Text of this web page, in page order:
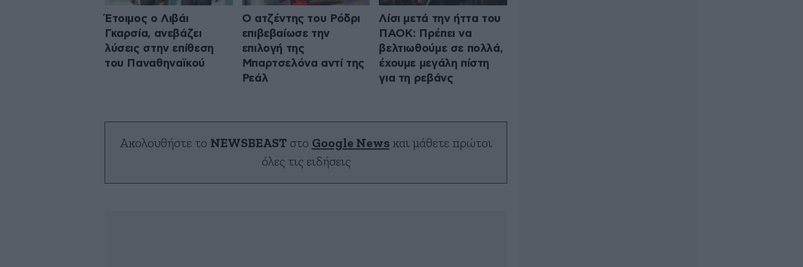
Έτοιμος ο Λιβάι
Γκαρσία, ανεβάζει
λύσεις στην επίθεση
του Παναθηναϊκού
Ο ατζέντης του Ρόδρι
επιβεβαίωσε την
επιλογή της
Μπαρτσελόνα αντί της
Ρεάλ
Λίσι μετά την ήττα του
ΠΑΟΚ: Πρέπει να
βελτιωθούμε σε πολλά,
έχουμε μεγάλη πίστη
για τη ρεβάνς
Ακολουθήστε το NEWSBEASTστο Google Newsκαι μάθετε πρώτοι
όλες τις ειδήσεις